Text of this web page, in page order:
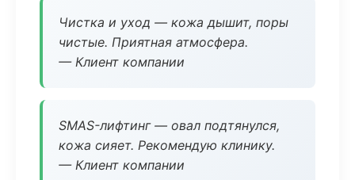
Чистка и уход — кожа дышит, поры
чистые. Приятная атмосфера.
— Клиент компании
SMAS-лифтинг — овал подтянулся,
кожа сияет. Рекомендую клинику.
— Клиент компании